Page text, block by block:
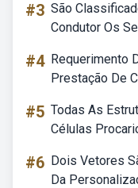
#3 São
Condutor Os
#4 Requerimento
Prestação De
#5 Todas As
Células
#6 Dois Vetores
Da